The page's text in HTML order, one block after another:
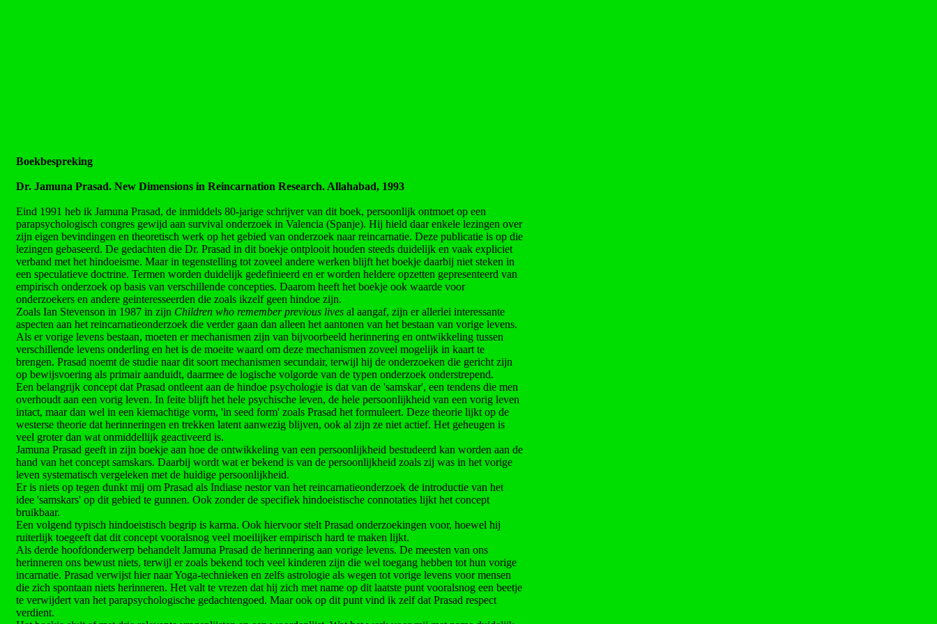
Boekbespreking
Dr. Jamuna Prasad. New Dimensions in Reincarnation Research. Allahabad, 1993
Eind 1991 heb ik Jamuna Prasad, de inmiddels 80-jarige schrijver van dit boek, persoonlijk ontmoet op een
parapsychologisch congres gewijd aan survival onderzoek in Valencia (Spanje). Hij hield daar enkele lezingen over
zijn eigen bevindingen en theoretisch werk op het gebied van onderzoek naar reincarnatie. Deze publicatie is op die
lezingen gebaseerd. De gedachten die Dr. Prasad in dit boekje ontplooit houden steeds duidelijk en vaak expliciet
verband met het hindoeisme. Maar in tegenstelling tot zoveel andere werken blijft het boekje daarbij niet steken in
een speculatieve doctrine. Termen worden duidelijk gedefinieerd en er worden heldere opzetten gepresenteerd van
empirisch onderzoek op basis van verschillende concepties. Daarom heeft het boekje ook waarde voor
onderzoekers en andere geinteresseerden die zoals ikzelf geen hindoe zijn.
Zoals Ian Stevenson in 1987 in zijn Children who remember previous lives al aangaf, zijn er allerlei interessante
aspecten aan het reincarnatieonderzoek die verder gaan dan alleen het aantonen van het bestaan van vorige levens.
Als er vorige levens bestaan, moeten er mechanismen zijn van bijvoorbeeld herinnering en ontwikkeling tussen
verschillende levens onderling en het is de moeite waard om deze mechanismen zoveel mogelijk in kaart te
brengen. Prasad noemt de studie naar dit soort mechanismen secundair, terwijl hij de onderzoeken die gericht zijn
op bewijsvoering als primair aanduidt, daarmee de logische volgorde van de typen onderzoek onderstrepend.
Een belangrijk concept dat Prasad ontleent aan de hindoe psychologie is dat van de 'samskar', een tendens die men
overhoudt aan een vorig leven. In feite blijft het hele psychische leven, de hele persoonlijkheid van een vorig leven
intact, maar dan wel in een kiemachtige vorm, 'in seed form' zoals Prasad het formuleert. Deze theorie lijkt op de
westerse theorie dat herinneringen en trekken latent aanwezig blijven, ook al zijn ze niet actief. Het geheugen is
veel groter dan wat onmiddellijk geactiveerd is.
Jamuna Prasad geeft in zijn boekje aan hoe de ontwikkeling van een persoonlijkheid bestudeerd kan worden aan de
hand van het concept samskars. Daarbij wordt wat er bekend is van de persoonlijkheid zoals zij was in het vorige
leven systematisch vergeleken met de huidige persoonlijkheid.
Er is niets op tegen dunkt mij om Prasad als Indiase nestor van het reincarnatieonderzoek de introductie van het
idee 'samskars' op dit gebied te gunnen. Ook zonder de specifiek hindoeistische connotaties lijkt het concept
bruikbaar.
Een volgend typisch hindoeistisch begrip is karma. Ook hiervoor stelt Prasad onderzoekingen voor, hoewel hij
ruiterlijk toegeeft dat dit concept vooralsnog veel moeilijker empirisch hard te maken lijkt.
Als derde hoofdonderwerp behandelt Jamuna Prasad de herinnering aan vorige levens. De meesten van ons
herinneren ons bewust niets, terwijl er zoals bekend toch veel kinderen zijn die wel toegang hebben tot hun vorige
incarnatie. Prasad verwijst hier naar Yoga-technieken en zelfs astrologie als wegen tot vorige levens voor mensen
die zich spontaan niets herinneren. Het valt te vrezen dat hij zich met name op dit laatste punt vooralsnog een beetje
te verwijdert van het parapsychologische gedachtengoed. Maar ook op dit punt vind ik zelf dat Prasad respect
verdient.